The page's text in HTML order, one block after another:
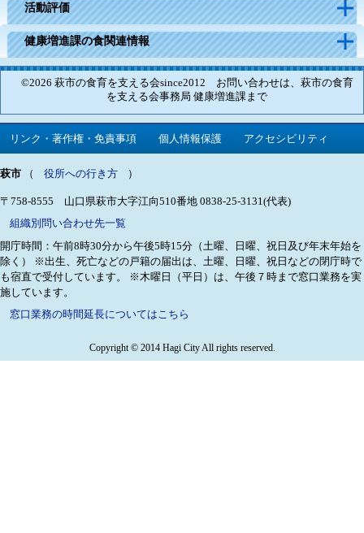
活動評価
健康増進課の食関連情報
©2026 萩市の食育を支える会since2012 お問い合わせは、萩市の食育
を支える会事務局 健康増進課まで
リンク・著作権・免責事項 個人情報保護 アクセシビリティ
萩市 （ 役所への行き方 ）
〒758-8555 山口県萩市大字江向510番地 0838-25-3131(代表)
組織別問い合わせ先一覧
開庁時間：午前8時30分から午後5時15分（土曜、日曜、祝日及び年末年始を
除く）
※出生、死亡などの戸籍の届出は、土曜、日曜、祝日などの閉庁時で
も宿直で受付しています。
※木曜日（平日）は、午後７時まで窓口業務を実
施しています。
窓口業務の時間延長についてはこちら
Copyright © 2014 Hagi City All rights reserved.